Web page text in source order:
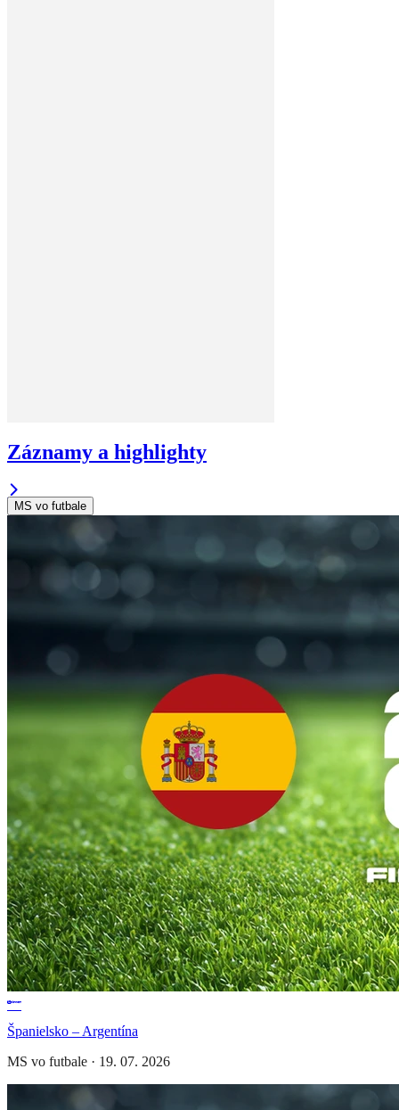
Záznamy a highlighty
MS vo futbale
Španielsko – Argentína
MS vo futbale · 19. 07. 2026